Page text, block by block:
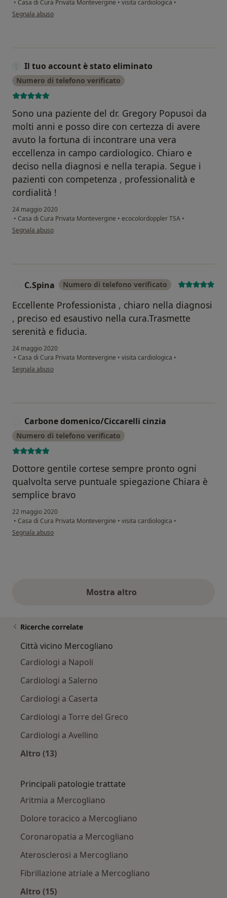
• Casa di Cura Privata Montevergine • visita cardiologica •
secondo l'opinione dell'utente Antonia Tudisco
Segnala abuso
Il tuo account è stato eliminato
Numero di telefono verificato
Sono una paziente del dr. Gregory Popusoi da
molti anni e posso dire con certezza di avere
avuto la fortuna di incontrare una vera
eccellenza in campo cardiologico. Chiaro e
deciso nella diagnosi e nella terapia. Segue i
pazienti con competenza , professionalità e
cordialità !
24 maggio 2020
• Casa di Cura Privata Montevergine • ecocolordoppler TSA •
secondo l'opinione dell'utente Il tuo account è stato eliminato
Segnala abuso
C.Spina Numero di telefono verificato
Eccellente Professionista , chiaro nella diagnosi
, preciso ed esaustivo nella cura.Trasmette
serenità e fiducia.
24 maggio 2020
• Casa di Cura Privata Montevergine • visita cardiologica •
secondo l'opinione dell'utente C.Spina
Segnala abuso
Carbone domenico/Ciccarelli cinzia
Numero di telefono verificato
Dottore gentile cortese sempre pronto ogni
qualvolta serve puntuale spiegazione Chiara è
semplice bravo
22 maggio 2020
• Casa di Cura Privata Montevergine • visita cardiologica •
secondo l'opinione dell'utente Carbone domenico/Ciccarelli cinzia
Segnala abuso
Mostra altroopinioni di cui sopra
Ricerche correlate
Città vicino Mercogliano
Cardiologi a Napoli
Cardiologi a Salerno
Cardiologi a Caserta
Cardiologi a Torre del Greco
Cardiologi a Avellino
Altro (13)
Principali patologie trattate
Aritmia a Mercogliano
Dolore toracico a Mercogliano
Coronaropatia a Mercogliano
Aterosclerosi a Mercogliano
Fibrillazione atriale a Mercogliano
Altro (15)